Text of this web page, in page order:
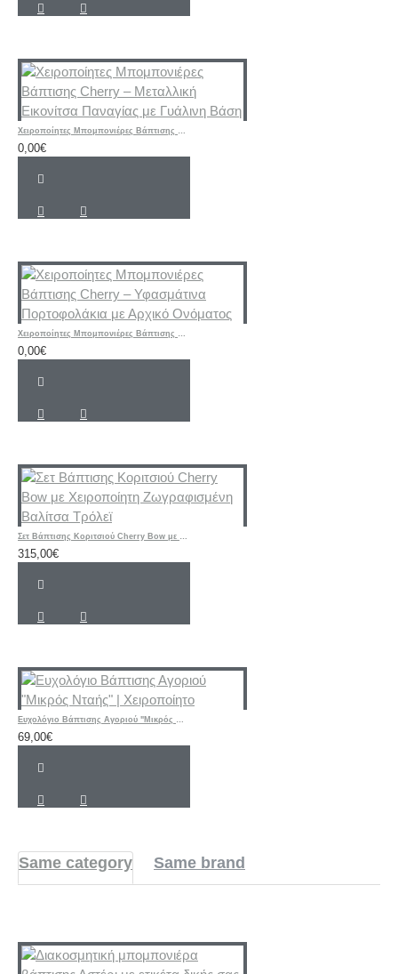
0,00€
0,00€
315,00€
69,00€
Same category Same brand